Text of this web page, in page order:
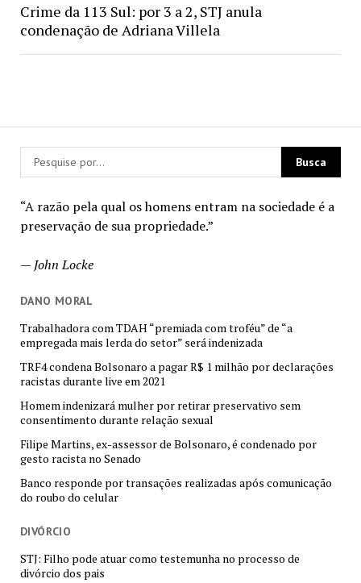
“A razão pela qual os homens entram na sociedade é a
preservação de sua propriedade.”
— John Locke
DANO MORAL
Trabalhadora com TDAH “premiada com troféu” de “a
empregada mais lerda do setor” será indenizada
TRF4 condena Bolsonaro a pagar R$ 1 milhão por declarações
racistas durante live em 2021
Homem indenizará mulher por retirar preservativo sem
consentimento durante relação sexual
Filipe Martins, ex-assessor de Bolsonaro, é condenado por
gesto racista no Senado
Banco responde por transações realizadas após comunicação
do roubo do celular
DIVÓRCIO
STJ: Filho pode atuar como testemunha no processo de
divórcio dos pais
Crime da 113 Sul: por 3 a 2, STJ anula
condenação de Adriana Villela